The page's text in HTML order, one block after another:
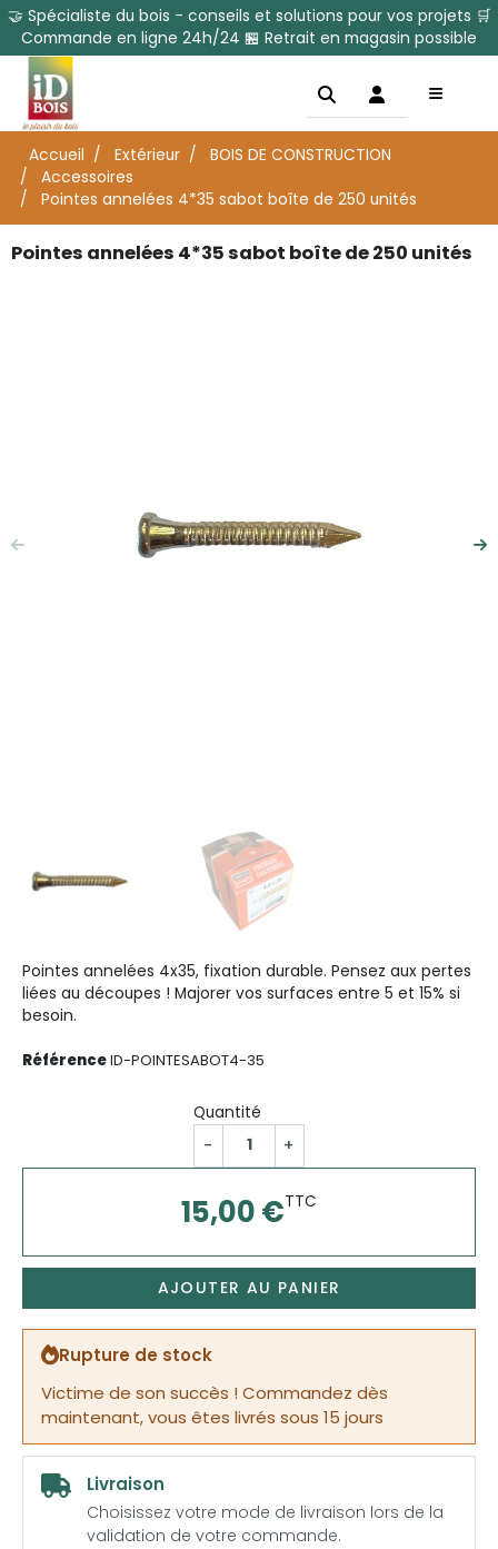
🤝 Spécialiste du bois - conseils et solutions pour vos projets 🛒
Commande en ligne 24h/24 🏪 Retrait en magasin possible
Accueil Extérieur
BOIS DE CONSTRUCTION
Accessoires
Pointes annelées 4*35 sabot boîte de 250 unités
Pointes annelées 4*35 sabot boîte de 250 unités
Précédent
Pointes annelées 4x35, fixation durable. Pensez aux pertes
liées au découpes ! Majorer vos surfaces entre 5 et 15% si
besoin.
RéférenceID-POINTESABOT4-35
Quantité
- +
15,00 €TTC
AJOUTER AU PANIER
Rupture de stock
Victime de son succès ! Commandez dès
maintenant, vous êtes livrés sous 15 jours
Livraison
Choisissez votre mode de livraison lors de la
validation de votre commande.